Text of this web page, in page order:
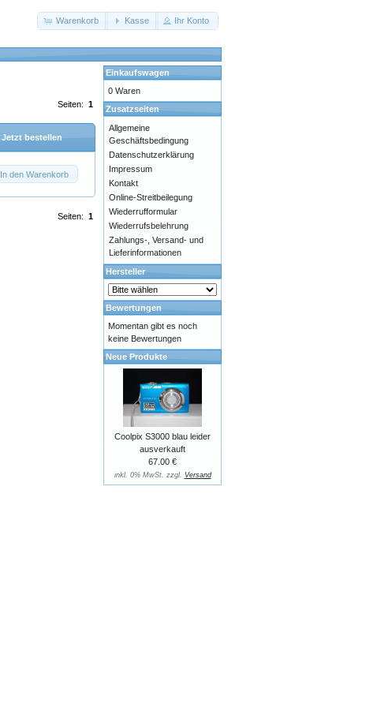
Warenkorb Kasse Ihr Konto
Seiten: 1
Jetzt bestellen
In den Warenkorb
Seiten: 1
Einkaufswagen
0 Waren
Zusatzseiten
Allgemeine
Geschäftsbedingung
Datenschutzerklärung
Impressum
Kontakt
Online-Streitbeilegung
Wiederrufformular
Wiederrufsbelehrung
Zahlungs-, Versand- und
Lieferinformationen
Hersteller
Bewertungen
Momentan gibt es noch
keine Bewertungen
Neue Produkte
Coolpix S3000 blau leider
ausverkauft
67.00 €
inkl. 0% MwSt. zzgl. Versand